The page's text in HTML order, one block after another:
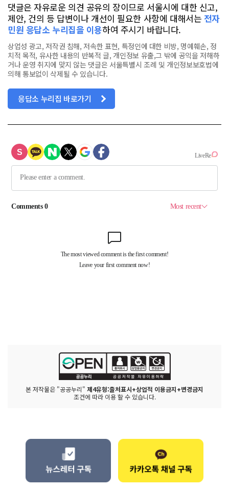
댓글은 자유로운 의견 공유의 장이므로 서울시에 대한 신고,
제안, 건의 등 답변이나 개선이 필요한 사항에 대해서는 전자
민원 응답소 누리집을 이용하여 주시기 바랍니다.
상업성 광고, 저작권 침해, 저속한 표현, 특정인에 대한 비방, 명예훼손, 정
치적 목적, 유사한 내용의 반복적 글, 개인정보 유출,그 밖에 공익을 저해하
거나 운영 취지에 맞지 않는 댓글은 서울특별시 조례 및 개인정보보호법에
의해 통보없이 삭제될 수 있습니다.
응답소 누리집 바로가기
본 저작물은 "공공누리" 제4유형:출처표시+상업적 이용금지+변경금지
조건에 따라 이용 할 수 있습니다.